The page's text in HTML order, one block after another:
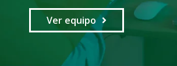
Ver equipo